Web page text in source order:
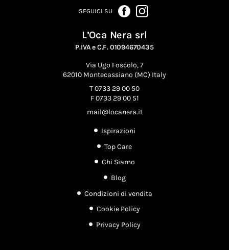
SEGUICI SU
L’Oca Nera srl
P.IVA e C.F. 01094670435
Via Ugo Foscolo, 7
62010 Montecassiano (MC) Italy
T 0733 29 00 50
F 0733 29 00 51
mail@locanera.it
Ispirazioni
Top Care
Chi Siamo
Blog
Condizioni di vendita
Cookie Policy
Privacy Policy